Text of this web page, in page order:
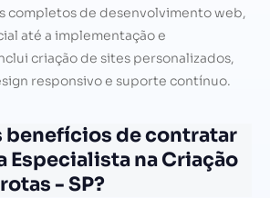
completos de desenvolvimento web,
até a implementação e
criação de sites personalizados,
responsivo e suporte contínuo.
benefícios de contratar
Especialista na Criação
- SP?